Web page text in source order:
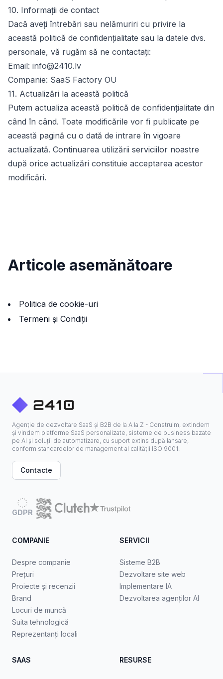
10. Informații de contact
Dacă aveți întrebări sau nelămuriri cu privire la
această politică de confidențialitate sau la datele dvs.
personale, vă rugăm să ne contactați:
Email: info@2410.lv
Companie: SaaS Factory OU
11. Actualizări la această politică
Putem actualiza această politică de confidențialitate din
când în când. Toate modificările vor fi publicate pe
această pagină cu o dată de intrare în vigoare
actualizată. Continuarea utilizării serviciilor noastre
după orice actualizări constituie acceptarea acestor
modificări.
Articole asemănătoare
Politica de cookie-uri
Termeni și Condiții
Agenție de dezvoltare SaaS și B2B de la A la Z - Construim, extindem
și vindem platforme SaaS personalizate, sisteme de business bazate
pe AI și soluții de automatizare, cu suport extins după lansare,
conform standardelor de management al calității ISO 9001.
Contacte
GDPR
COMPANIE
Despre companie
Prețuri
Proiecte și recenzii
Brand
Locuri de muncă
Suita tehnologică
Reprezentanți locali
SERVICII
Sisteme B2B
Dezvoltare site web
Implementare IA
Dezvoltarea agenților AI
SAAS RESURSE